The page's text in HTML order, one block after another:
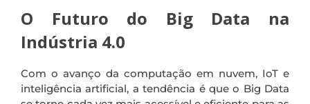
O Futuro do Big Data na
Indústria 4.0
Com o avanço da computação em nuvem, IoT e
inteligência artificial, a tendência é que o Big Data